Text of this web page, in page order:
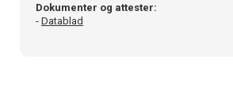
Dokumenter og attester:
- Datablad